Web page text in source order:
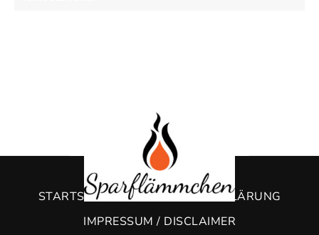
STARTSEITE
DATENSCHUTZERKLÄRUNG
IMPRESSUM / DISCLAIMER